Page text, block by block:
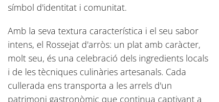
símbol d'identitat i comunitat.
Amb la seva textura característica i el seu sabor
intens, el Rossejat d'arròs: un plat amb caràcter,
molt seu, és una celebració dels ingredients locals
i de les tècniques culinàries artesanals. Cada
cullerada ens transporta a les arrels d'un
patrimoni gastronòmic que continua captivant a